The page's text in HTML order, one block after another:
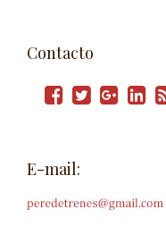
Contacto
E-mail: